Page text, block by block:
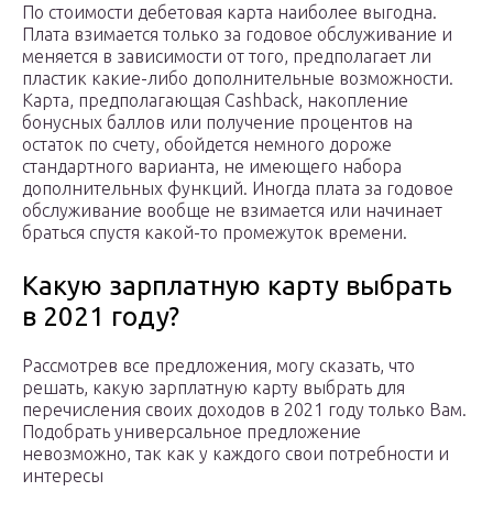
По стоимости дебетовая карта наиболее выгодна.
Плата взимается только за годовое обслуживание и
меняется в зависимости от того, предполагает ли
пластик какие-либо дополнительные возможности.
Карта, предполагающая Cashback, накопление
бонусных баллов или получение процентов на
остаток по счету, обойдется немного дороже
стандартного варианта, не имеющего набора
дополнительных функций. Иногда плата за годовое
обслуживание вообще не взимается или начинает
браться спустя какой-то промежуток времени.
Какую зарплатную карту выбрать
в 2021 году?
Рассмотрев все предложения, могу сказать, что
решать, какую зарплатную карту выбрать для
перечисления своих доходов в 2021 году только Вам.
Подобрать универсальное предложение
невозможно, так как у каждого свои потребности и
интересы